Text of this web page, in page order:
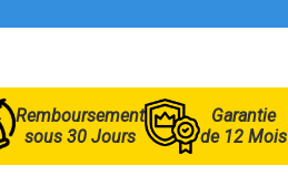
Remboursement
sous 30 Jours
Garantie
de 12 Mois